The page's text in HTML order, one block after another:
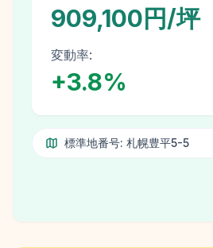
909,100円/坪
変動率:
+3.8%
標準地番号: 札幌豊平5-5